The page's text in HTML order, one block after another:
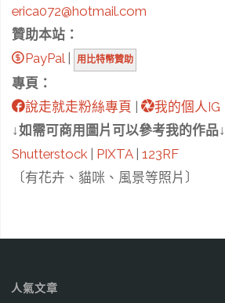
erica072@hotmail.com
贊助本站：
PayPal| 用比特幣贊助
專頁：
說走就走粉絲專頁
我的個人IG
↓如需可商用圖片可以參考我的作品↓
Shutterstock
PIXTA| 123RF
〔有花卉、貓咪、風景等照片〕
人氣文章